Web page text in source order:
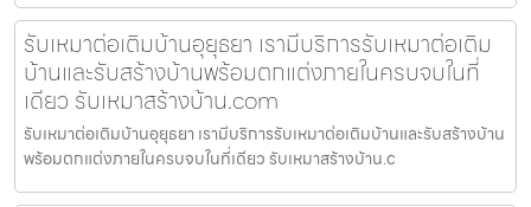
รับเหมาต่อเติมบ้านอุยุธยา เรามีบริการรับเหมาต่อเติม
บ้านและรับสร้างบ้านพร้อมตกแต่งภายในครบจบในที่
เดียว รับเหมาสร้างบ้าน.com
รับเหมาต่อเติมบ้านอุยุธยา เรามีบริการรับเหมาต่อเติมบ้านและรับสร้างบ้าน
พร้อมตกแต่งภายในครบจบในที่เดียว รับเหมาสร้างบ้าน.c